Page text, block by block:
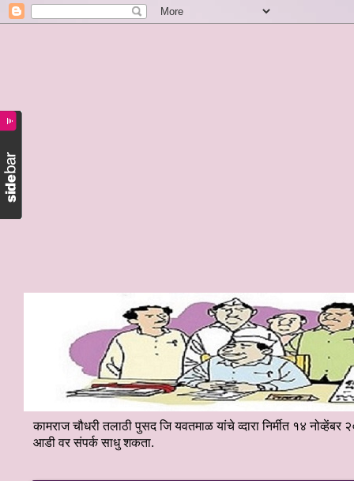
कामराज चौधरी तलाठी पुसद जि यवतमाळ यांचे व्दारा निर्मीत १४
आडी वर संपर्क साधु शकता.